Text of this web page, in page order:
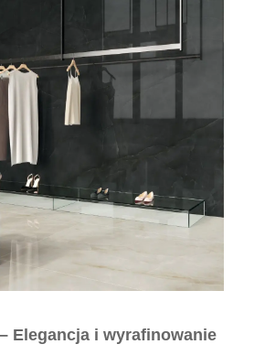
Elegancja i wyrafinowanie